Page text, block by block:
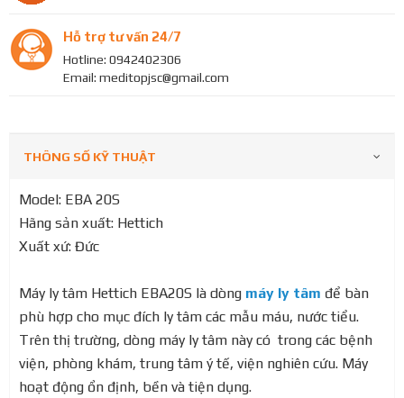
Hỗ trợ tư vấn 24/7
Hotline: 0942402306
Email: meditopjsc@gmail.com
THÔNG SỐ KỸ THUẬT
Model: EBA 20S
Hãng sản xuất: Hettich
Xuất xứ: Đức
Máy ly tâm Hettich EBA20S là dòng máy ly tâm để bàn
phù hợp cho mục đích ly tâm các mẫu máu, nước tiểu.
Trên thị trường, dòng máy ly tâm này có trong các bệnh
viện, phòng khám, trung tâm ý tế, viện nghiên cứu. Máy
hoạt động ổn định, bền và tiện dụng.